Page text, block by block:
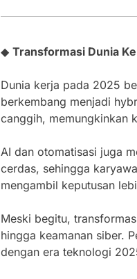
◆ Transformasi Dunia
Dunia kerja pada 2025
berkembang menjadi
canggih, memungkinkan
AI dan otomatisasi juga
cerdas, sehingga
mengambil keputusan
Meski begitu,
hingga keamanan siber.
dengan era teknologi